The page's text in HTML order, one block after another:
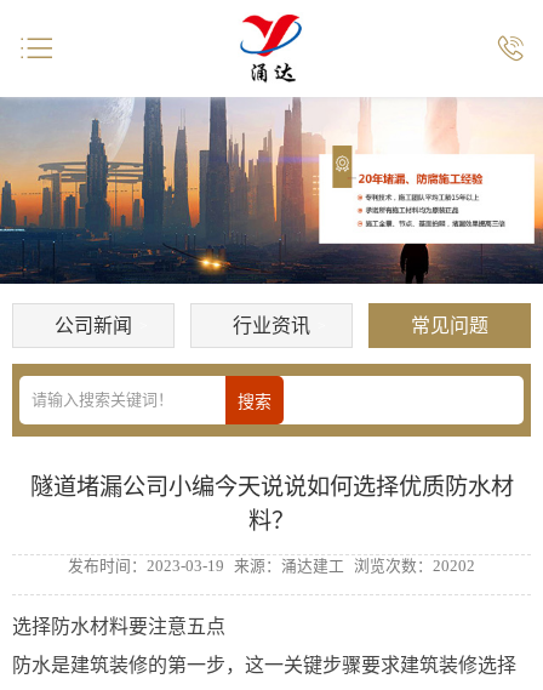
公司新闻 行业资讯 常见问题
隧道堵漏公司小编今天说说如何选择优质防水材
料？
发布时间：2023-03-19 来源：涌达建工 浏览次数：20202
选择防水材料要注意五点
防水是建筑装修的第一步，这一关键步骤要求建筑装修选择
 